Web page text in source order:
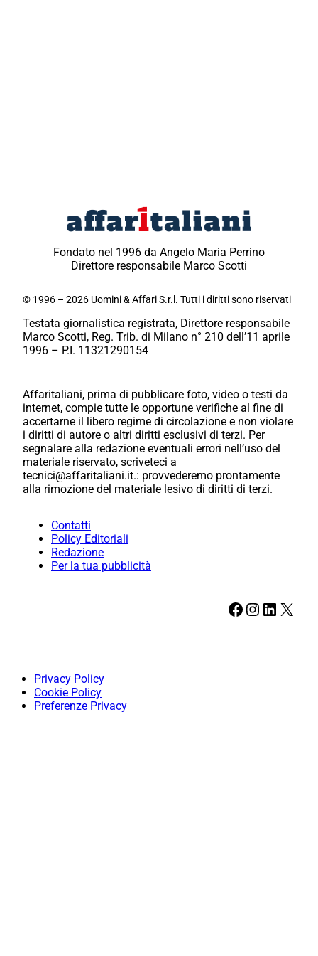
Fondato nel 1996 da Angelo Maria Perrino
Direttore responsabile Marco Scotti
© 1996 – 2026 Uomini & Affari S.r.l. Tutti i diritti sono riservati
Testata giornalistica registrata, Direttore responsabile
Marco Scotti, Reg. Trib. di Milano n° 210 dell’11 aprile
1996 – P.I. 11321290154
Affaritaliani, prima di pubblicare foto, video o testi da
internet, compie tutte le opportune verifiche al fine di
accertarne il libero regime di circolazione e non violare
i diritti di autore o altri diritti esclusivi di terzi. Per
segnalare alla redazione eventuali errori nell’uso del
materiale riservato, scriveteci a
tecnici@affaritaliani.it.: provvederemo prontamente
alla rimozione del materiale lesivo di diritti di terzi.
Contatti
Policy Editoriali
Redazione
Per la tua pubblicità
Facebook Instagram LinkedIn X
Privacy Policy
Cookie Policy
Preferenze Privacy